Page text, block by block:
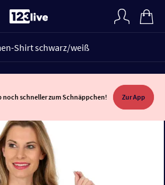
Shirt schwarz/weiß
noch schneller zum Schnäppchen! Zur App